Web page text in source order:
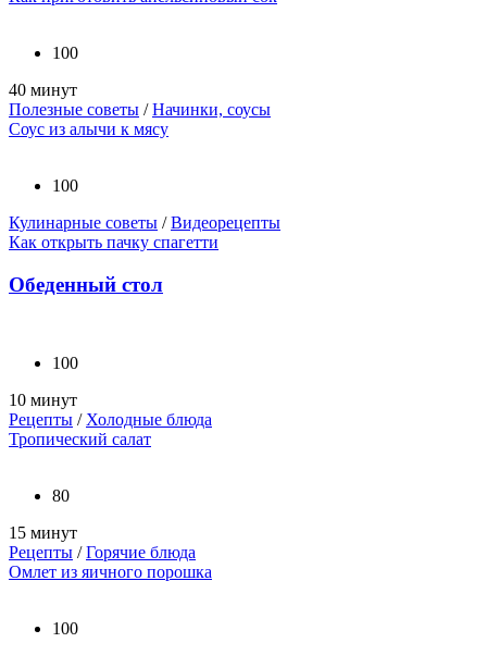
100
40 минут
Полезные советы /Начинки, соусы
Соус из алычи к мясу
100
Кулинарные советы /Видеорецепты
Как открыть пачку спагетти
Обеденный стол
100
10 минут
Рецепты /Холодные блюда
Тропический салат
80
15 минут
Рецепты /Горячие блюда
Омлет из яичного порошка
100